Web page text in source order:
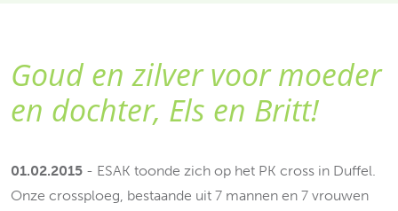
Goud en zilver voor moeder
en dochter, Els en Britt!
01.02.2015 - ESAK toonde zich op het PK cross in Duffel.
Onze crossploeg, bestaande uit 7 mannen en 7 vrouwen